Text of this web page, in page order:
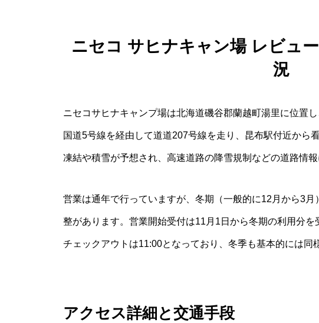
ニセコ サヒナキャン場 レビュ
況
ニセコサヒナキャンプ場は北海道磯谷郡蘭越町湯里に位置
国道5号線を経由して道道207号線を走り、昆布駅付近から
凍結や積雪が予想され、高速道路の降雪規制などの道路情報
営業は通年で行っていますが、冬期（一般的に12月から3
整があります。営業開始受付は11月1日から冬期の利用分を
チェックアウトは11:00となっており、冬季も基本的には同
アクセス詳細と交通手段